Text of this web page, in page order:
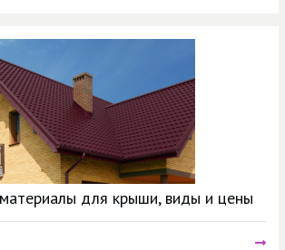
для крыши, виды и цены